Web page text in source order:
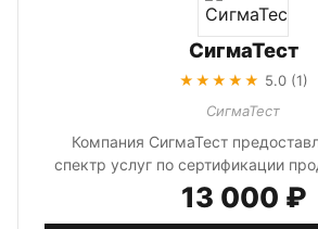
СигмаТест
★★★★★ 5.0 (1)
СигмаТест
Компания СигмаТест
спектр услуг по сертификации
Мы помогаем получить все
13 000 ₽